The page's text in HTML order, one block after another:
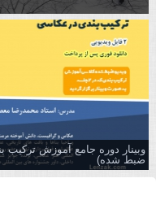
وبینار دوره جامع آموزش تركيب
ضبط شده)